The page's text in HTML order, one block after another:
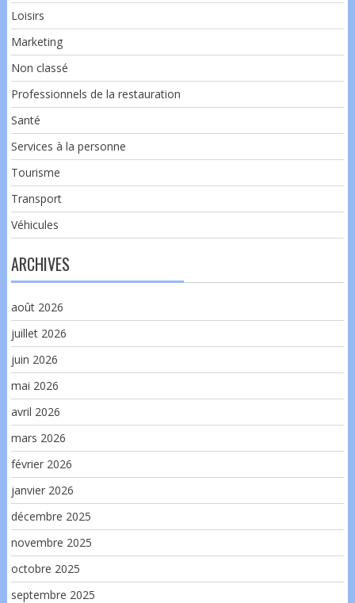
Loisirs
Marketing
Non classé
Professionnels de la restauration
Santé
Services à la personne
Tourisme
Transport
Véhicules
ARCHIVES
août 2026
juillet 2026
juin 2026
mai 2026
avril 2026
mars 2026
février 2026
janvier 2026
décembre 2025
novembre 2025
octobre 2025
septembre 2025